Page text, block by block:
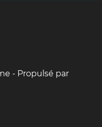
- Propulsé par